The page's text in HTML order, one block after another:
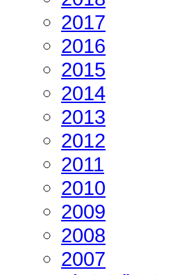
2017
2016
2015
2014
2013
2012
2011
2010
2009
2008
2007